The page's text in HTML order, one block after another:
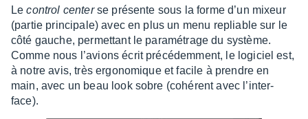
Lecontrol centerse présente sous la forme d’un mixeur
(partie prin­­ci­­pale) avec en plus un menu repliable sur le
côté gauche, permet­tant le para­mé­trage du système.
Comme nous l’avions écrit précé­dem­ment, le logi­ciel est,
à notre avis, très ergo­no­mique et facile à prendre en
main, avec un beau look sobre (cohé­rent avec l’in­­ter­­
face).